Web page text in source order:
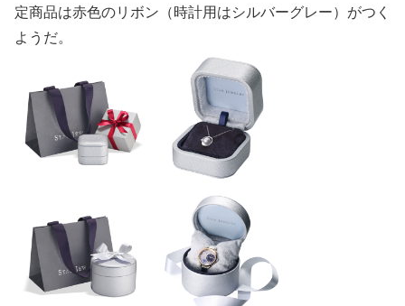
定商品は赤色のリボン（時計用はシルバーグレー）がつく
ようだ。